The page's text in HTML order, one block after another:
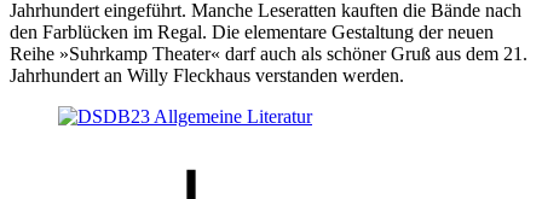
Jahrhundert eingeführt. Manche Leseratten kauften die Bände nach
den Farblücken im Regal. Die elementare Gestaltung der neuen
Reihe »Suhrkamp Theater« darf auch als schöner Gruß aus dem 21.
Jahrhundert an Willy Fleckhaus verstanden werden.